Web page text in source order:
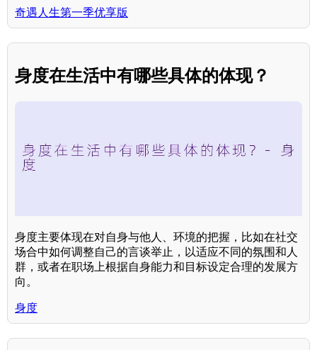
奇遇人生第一季优享版
身度在生活中有哪些具体的体现？
身度主要体现在对自身与他人、环境的把握，比如在社交
场合中如何调整自己的言谈举止，以适应不同的氛围和人
群，或者在职场上根据自身能力和目标设定合理的发展方
向。
身度